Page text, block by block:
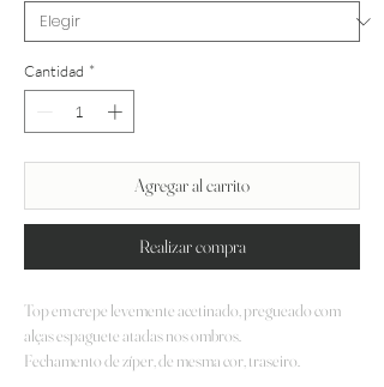
Cantidad *
Agregar al carrito
Realizar compra
Top em crepe levemente acetinado, pregueado com
alças espaguete atadas nos ombros.
Fechamento de zíper, de mesma cor, traseiro.